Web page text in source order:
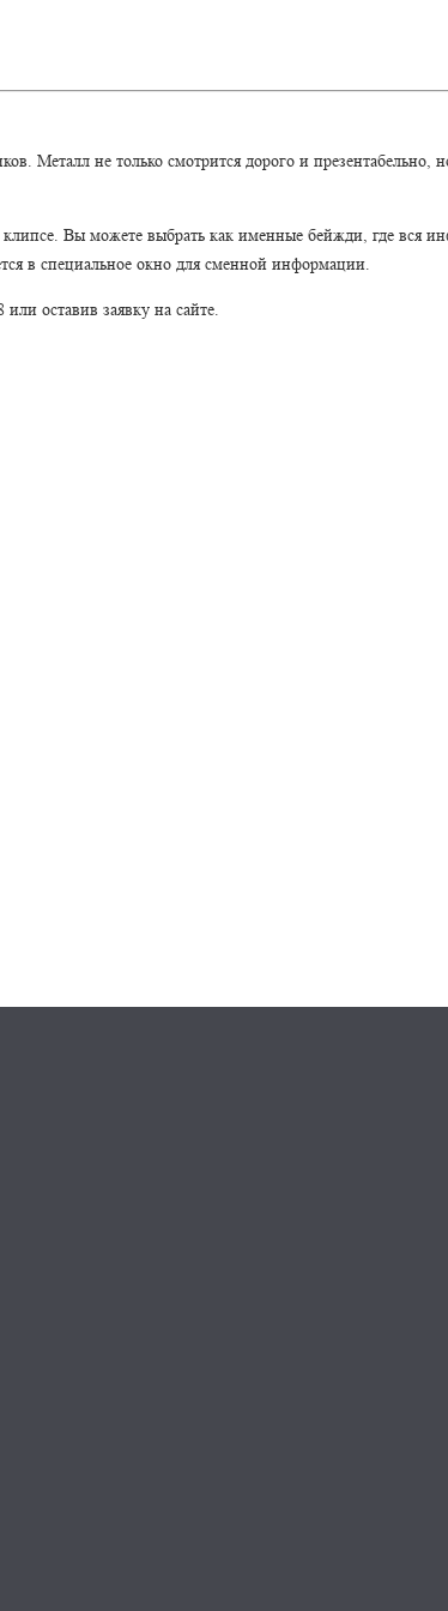
Металл не только смотрится дорого и презентабельно,
Вы можете выбрать как именные бейжди, где вся
в специальное окно для сменной информации.
оставив заявку на сайте.